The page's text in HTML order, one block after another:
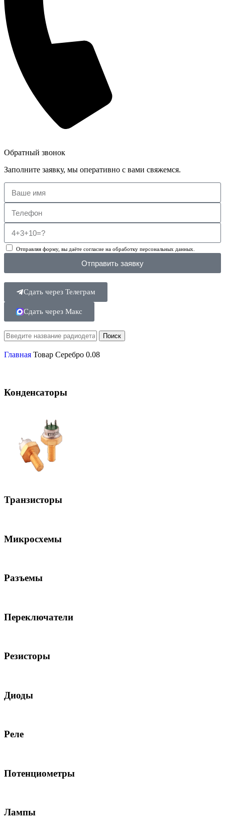
Обратный звонок
Заполните заявку, мы оперативно с вами свяжемся.
Отправляя форму, вы даёте согласие на обработку персональных данных.
Отправить заявку
Сдать через Телеграм
Сдать через Макс
Поиск
Главная Товар Серебро 0.08
Конденсаторы
Транзисторы
Микросхемы
Разъемы
Переключатели
Резисторы
Диоды
Реле
Потенциометры
Лампы